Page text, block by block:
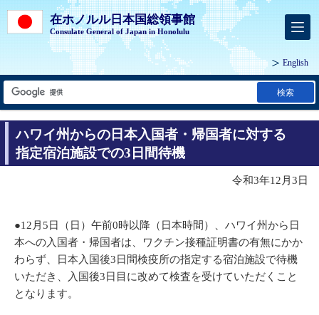
在ホノルル日本国総領事館
Consulate General of Japan in Honolulu
English
検索
ハワイ州からの日本入国者・帰国者に対する
指定宿泊施設での3日間待機
令和3年12月3日
●12月5日（日）午前0時以降（日本時間）、ハワイ州から日
本への入国者・帰国者は、ワクチン接種証明書の有無にかか
わらず、日本入国後3日間検疫所の指定する宿泊施設で待機
いただき、入国後3日目に改めて検査を受けていただくこと
となります。